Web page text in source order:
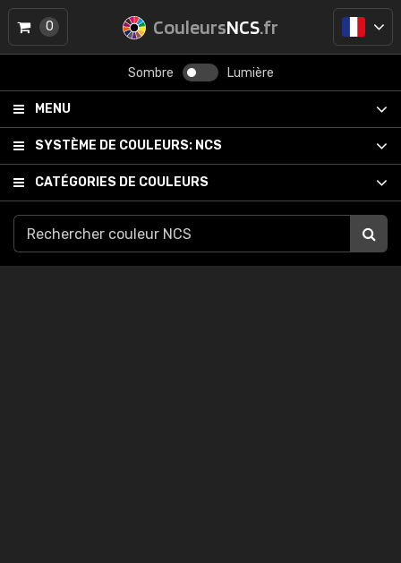
CouleursNCS.fr
Sombre Lumière
MENU
SYSTÈME DE COULEURS: NCS
CATÉGORIES DE COULEURS
0